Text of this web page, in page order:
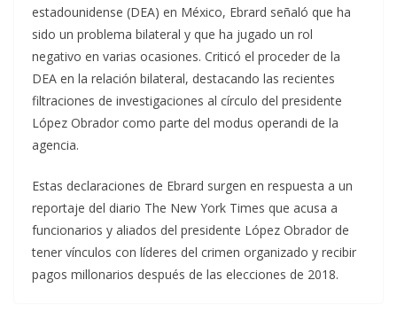
estadounidense (DEA) en México, Ebrard señaló que ha
sido un problema bilateral y que ha jugado un rol
negativo en varias ocasiones. Criticó el proceder de la
DEA en la relación bilateral, destacando las recientes
filtraciones de investigaciones al círculo del presidente
López Obrador como parte del modus operandi de la
agencia.
Estas declaraciones de Ebrard surgen en respuesta a un
reportaje del diario The New York Times que acusa a
funcionarios y aliados del presidente López Obrador de
tener vínculos con líderes del crimen organizado y recibir
pagos millonarios después de las elecciones de 2018.